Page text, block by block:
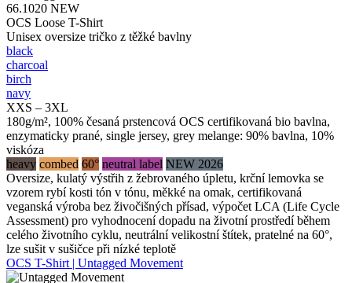
66.1020 NEW
OCS Loose T-Shirt
Unisex oversize tričko z těžké bavlny
black
charcoal
birch
navy
XXS – 3XL
180g/m², 100% česaná prstencová OCS certifikovaná bio bavlna,
enzymaticky prané, single jersey, grey melange: 90% bavlna, 10%
viskóza
heavy combed 60° neutral label NEW 2026
Oversize, kulatý výstřih z žebrovaného úpletu, krční lemovka se
vzorem rybí kosti tón v tónu, měkké na omak, certifikovaná
veganská výroba bez živočišných přísad, výpočet LCA (Life Cycle
Assessment) pro vyhodnocení dopadu na životní prostředí během
celého životního cyklu, neutrální velikostní štítek, pratelné na 60°,
lze sušit v sušičce při nízké teplotě
OCS T-Shirt | Untagged Movement